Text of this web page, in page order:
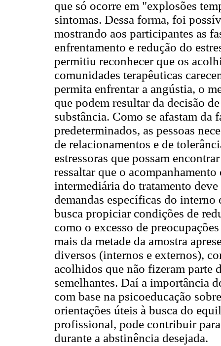
que só ocorre em "explosões
sintomas. Dessa forma, foi
mostrando aos participantes as
enfrentamento e redução do
permitiu reconhecer que os
comunidades terapêuticas
permita enfrentar a angústia, o
que podem resultar da decisão
substância. Como se afastam da
predeterminados, as pessoas
de relacionamentos e de
estressoras que possam
ressaltar que o
intermediária do tratamento
demandas específicas do
busca propiciar condições de
como o excesso de
mais da metade da amostra
diversos (internos e externos),
acolhidos que não fizeram parte
semelhantes. Daí a importância
com base na psicoeducação
orientações úteis à busca do
profissional, pode contribuir
durante a abstinência desejada.